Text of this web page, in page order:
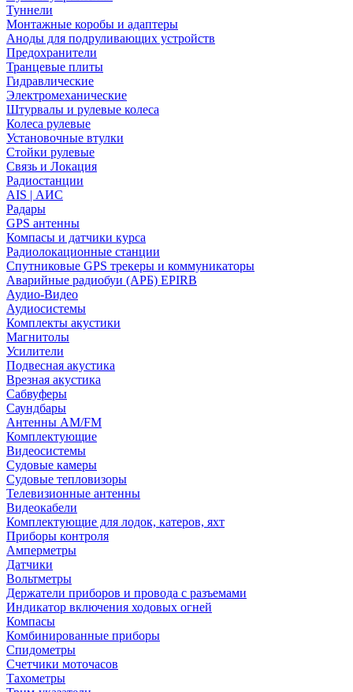
Туннели
Монтажные коробы и адаптеры
Аноды для подруливающих устройств
Предохранители
Транцевые плиты
Гидравлические
Электромеханические
Штурвалы и рулевые колеса
Колеса рулевые
Установочные втулки
Стойки рулевые
Связь и Локация
Радиостанции
AIS | АИС
Радары
GPS антенны
Компасы и датчики курса
Радиолокационные станции
Спутниковые GPS трекеры и коммуникаторы
Аварийные радиобуи (АРБ) EPIRB
Аудио-Видео
Аудиосистемы
Комплекты акустики
Магнитолы
Усилители
Подвесная акустика
Врезная акустика
Сабвуферы
Саундбары
Антенны AM/FM
Комплектующие
Видеосистемы
Судовые камеры
Cудовые тепловизоры
Телевизионные антенны
Видеокабели
Комплектующие для лодок, катеров, яхт
Приборы контроля
Амперметры
Датчики
Вольтметры
Держатели приборов и провода с разъемами
Индикатор включения ходовых огней
Компасы
Комбинированные приборы
Спидометры
Счетчики моточасов
Тахометры